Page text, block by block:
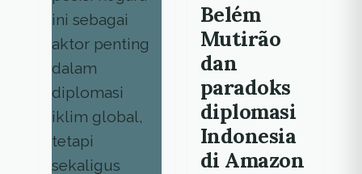
Belém
Mutirão
dan
paradoks
diplomasi
Indonesia
di Amazon